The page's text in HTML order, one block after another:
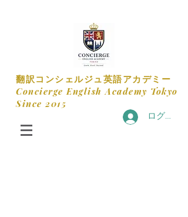
​翻訳コンシェルジュ英語アカデミー
​Concierge English Academy Tokyo
​Since 2015
ログイン